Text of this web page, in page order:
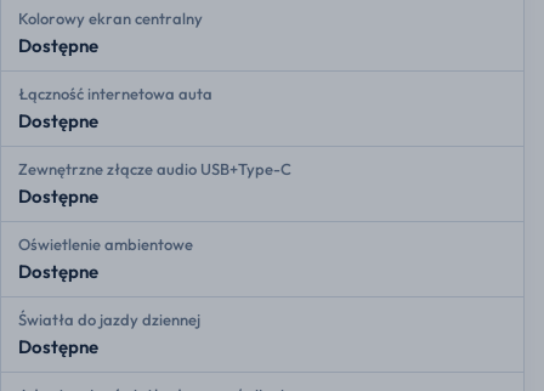
Kolorowy ekran centralny
Dostępne
Łączność internetowa auta
Dostępne
Zewnętrzne złącze audio USB+Type-C
Dostępne
Oświetlenie ambientowe
Dostępne
Światła do jazdy dziennej
Dostępne